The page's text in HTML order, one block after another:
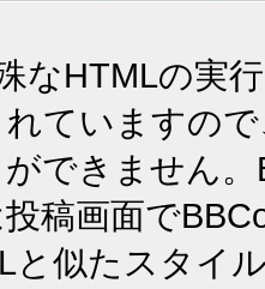
なHTMLの実
ていますの
できません
稿画面で
と似たスタイ